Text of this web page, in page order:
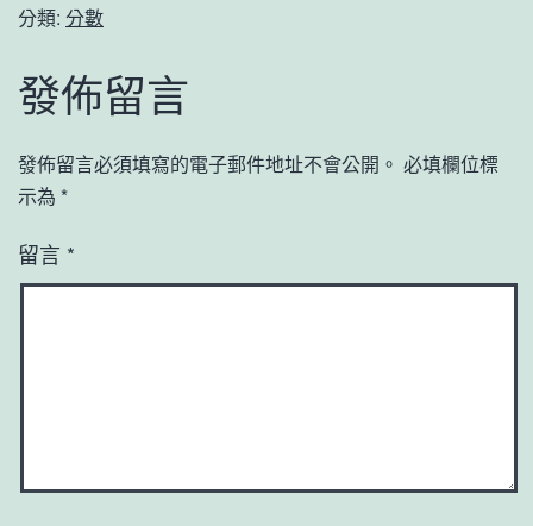
分類: 分數
發佈留言
發佈留言必須填寫的電子郵件地址不會公開。 必填欄位標
示為 *
留言 *